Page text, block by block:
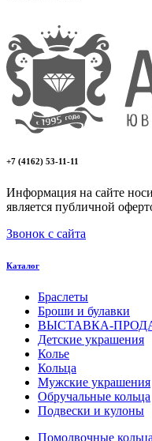
+7 (4162) 53-11-11
Информация на сайте
является публичной
Звонок с сайта
Каталог
Браслеты
Броши и булавки
ВЫСТАВКА-
Детские украшения
Колье
Кольца
Мужские украшения
Обручальные кольца
Подвески и кулоны
Помолвочные кольца